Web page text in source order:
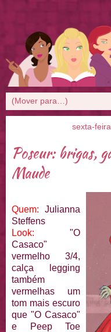
sexta-
Poseur: brigas,
Maude
Quem: Julianna
Steffens
Look: "O
Casaco"
vermelho 3/4,
calça legging
também
vermelhas um
tom mais escuro
que "O Casaco"
e Peep Toe